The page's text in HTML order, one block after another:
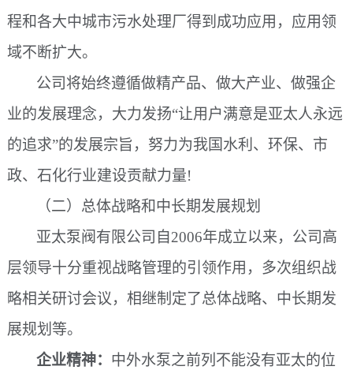
程和各大中城市污水处理厂得到成功应用，应用领
域不断扩大。
公司将始终遵循做精产品、做大产业、做强企
业的发展理念，大力发扬“让用户满意是亚太人永远
的追求”的发展宗旨，努力为我国水利、环保、市
政、石化行业建设贡献力量!
（二）总体战略和中长期发展规划
亚太泵阀有限公司自2006年成立以来，公司高
层领导十分重视战略管理的引领作用，多次组织战
略相关研讨会议，相继制定了总体战略、中长期发
展规划等。
企业精神： 中外水泵之前列不能没有亚太的位